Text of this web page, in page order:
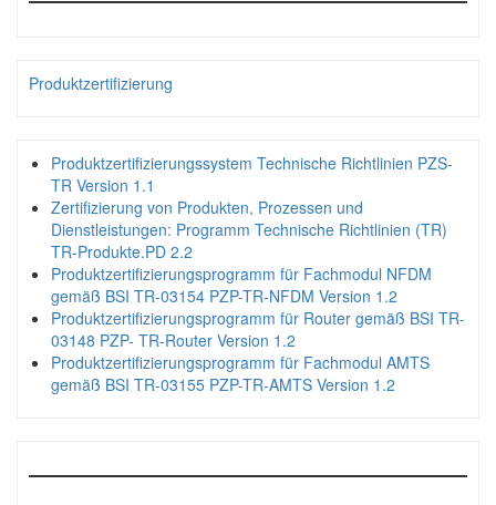
Produktzertifizierung
Produktzertifizierungssystem Technische Richtlinien PZS-
TR Version 1.1
Zertifizierung von Produkten, Prozessen und
Dienstleistungen: Programm Technische Richtlinien (TR)
TR-Produkte.PD 2.2
Produktzertifizierungsprogramm für Fachmodul NFDM
gemäß BSI TR-03154 PZP-TR-NFDM Version 1.2
Produktzertifizierungsprogramm für Router gemäß BSI TR-
03148 PZP- TR-Router Version 1.2
Produktzertifizierungsprogramm für Fachmodul AMTS
gemäß BSI TR-03155 PZP-TR-AMTS Version 1.2